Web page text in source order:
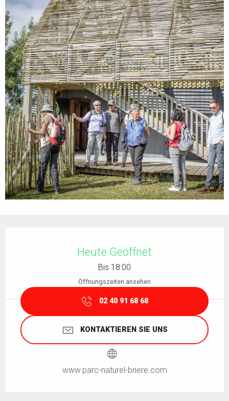
Heute Geöffnet
Bis 18:00
Öffnungszeiten ansehen
02 40 91 68 68
KONTAKTIEREN SIE UNS
www.parc-naturel-briere.com